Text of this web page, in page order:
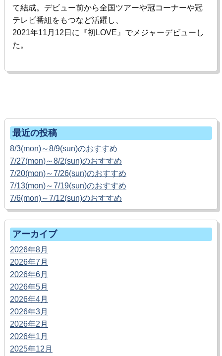
て結成。デビュー前から全国ツアーや冠コーナーや冠
テレビ番組をもつなど活躍し、
2021年11 月 12 日に『初 LOVE 』でメジャーデビューし
た。
最近の投稿
8/3(mon)～8/9(sun)のおすすめ
7/27(mon)～8/2(sun)のおすすめ
7/20(mon)～7/26(sun)のおすすめ
7/13(mon)～7/19(sun)のおすすめ
7/6(mon)～7/12(sun)のおすすめ
アーカイブ
2026年8月
2026年7月
2026年6月
2026年5月
2026年4月
2026年3月
2026年2月
2026年1月
2025年12月